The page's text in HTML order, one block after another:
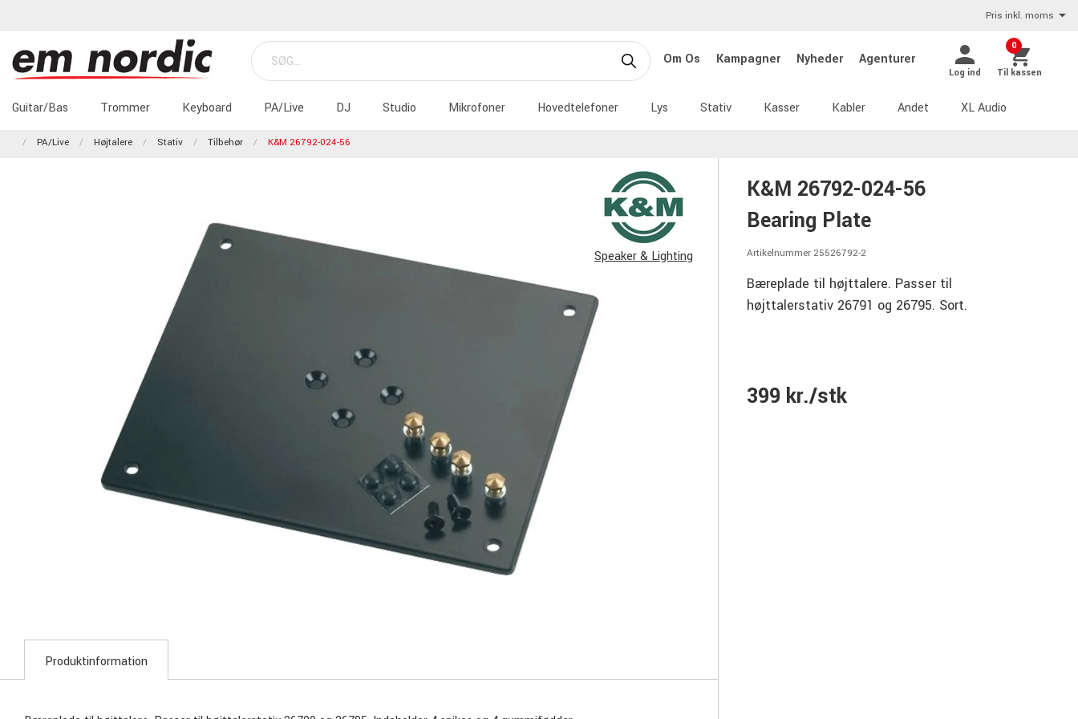
Pris inkl. moms
Om Os Kampagner Nyheder Agenturer
Log ind
0
Til kassen
Guitar/Bas Trommer Keyboard PA/Live DJ Studio Mikrofoner Hovedtelefoner Lys Stativ Kasser Kabler Andet XL Audio
PA/Live Højtalere Stativ Tilbehør K&M 26792-024-56
Speaker & Lighting
K&M 26792-024-56
Bearing Plate
Artikelnummer 25526792-2
Bæreplade til højttalere. Passer til
højttalerstativ 26791 og 26795. Sort.
399 kr./stk
Produktinformation